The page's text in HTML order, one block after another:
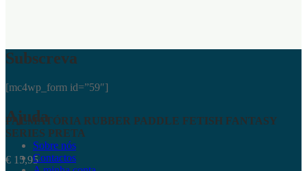
PALMATÓRIA RUBBER PADDLE FETISH FANTASY
SERIES PRETA
€ 15,95
Subscreva
[mc4wp_form id=”59″]
Ajuda
Sobre nós
Contactos